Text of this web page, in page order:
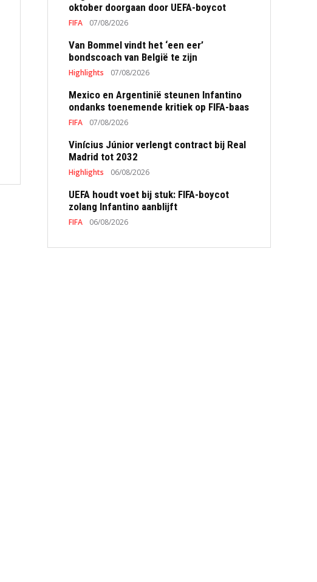
oktober doorgaan door UEFA-boycot
FIFA 07/08/2026
Van Bommel vindt het ‘een eer’
bondscoach van België te zijn
Highlights 07/08/2026
Mexico en Argentinië steunen Infantino
ondanks toenemende kritiek op FIFA-baas
FIFA 07/08/2026
Vinícius Júnior verlengt contract bij Real
Madrid tot 2032
Highlights 06/08/2026
UEFA houdt voet bij stuk: FIFA-boycot
zolang Infantino aanblijft
FIFA 06/08/2026